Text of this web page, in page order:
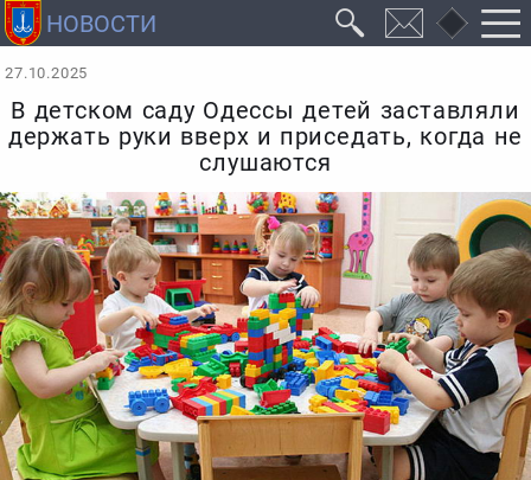
27.10.2025
В детском саду Одессы детей заставляли
держать руки вверх и приседать, когда не
слушаются